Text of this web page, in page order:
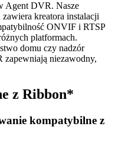
Agent DVR. Nasze
kreatora instalacji
ONVIF i RTSP
platformach.
domu czy nadzór
niezawodny,
z Ribbon*
kompatybilne z